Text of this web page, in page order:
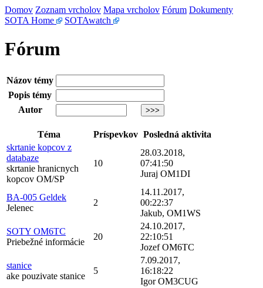
Domov Zoznam vrcholov Mapa vrcholov Fórum Dokumenty
SOTA Home
SOTAwatch
Fórum
Názov témy
Popis témy
Autor
Téma Príspevkov Posledná aktivita
skrtanie kopcov z
databaze
skrtanie hranicnych
kopcov OM/SP
10
28.03.2018,
07:41:50
Juraj OM1DI
BA-005 Geldek
Jelenec
2
14.11.2017,
00:22:37
Jakub, OM1WS
SOTY OM6TC
Priebežné informácie
20
24.10.2017,
22:10:51
Jozef OM6TC
stanice
ake pouzivate stanice
5
7.09.2017,
16:18:22
Igor OM3CUG